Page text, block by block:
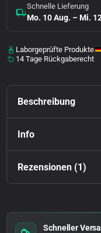
Schnelle Lieferung
Mo. 10 Aug. – Mi.
Laborgeprüfte Produkte
14 Tage Rückgaberecht
Beschreibung
Info
Rezensionen (1)
Schneller